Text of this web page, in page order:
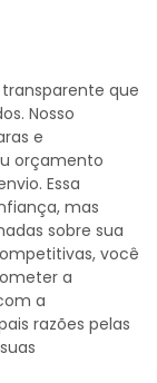
que
Nosso
e
orçamento
Essa
mas
sobre sua
você
a
a
razões pelas